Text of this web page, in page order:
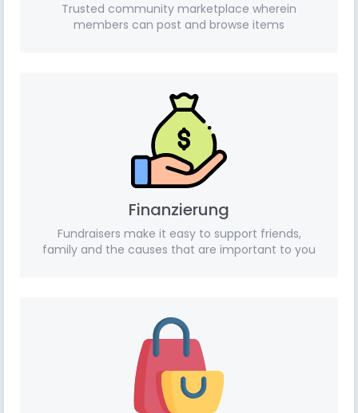
Trusted community marketplace wherein
members can post and browse items
Finanzierung
Fundraisers make it easy to support friends,
family and the causes that are important to you